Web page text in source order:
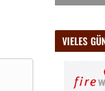
VIELES